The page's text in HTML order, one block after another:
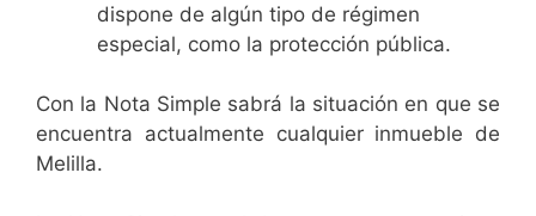
dispone de algún tipo de régimen
especial, como la protección pública.
Con la Nota Simple sabrá la situación en que se
encuentra actualmente cualquier inmueble de
Melilla.